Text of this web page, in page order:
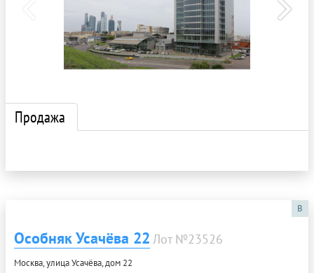
Продажа
B
Особняк Усачёва 22 Лот №23526
Москва, улица Усачёва, дом 22